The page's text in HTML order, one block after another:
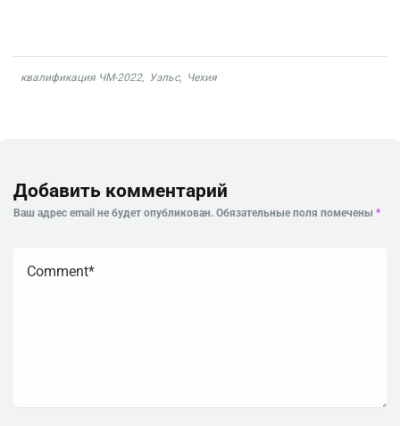
квалификация ЧМ-2022, Уэльс, Чехия
Добавить комментарий
Ваш адрес email не будет опубликован. Обязательные поля помечены *